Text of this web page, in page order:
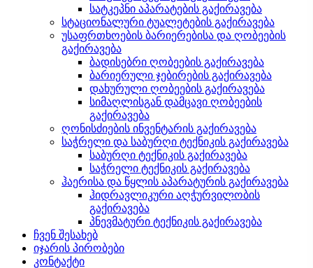
სატკეპნი აპარატების გაქირავება
სტაციონალური ტუალეტების გაქირავება
უსაფრთხოების ბარიერებისა და ღობეების
გაქირავება
ბადისებრი ღობეების გაქირავება
ბარიერული ჯებირების გაქირავება
დახურული ღობეების გაქირავება
სიმაღლისგან დამცავი ღობეების
გაქირავება
ღონისძიების ინვენტარის გაქირავება
საჭრელი და საბურღი ტექნიკის გაქირავება
საბურღი ტექნიკის გაქირავება
საჭრელი ტექნიკის გაქირავება
ჰაერისა და წყლის აპარატურის გაქირავება
ჰიდრავლიკური აღჭურვილობის
გაქირავება
პნევმატური ტექნიკის გაქირავება
ჩვენ შესახებ
იჯარის პირობები
კონტაქტი